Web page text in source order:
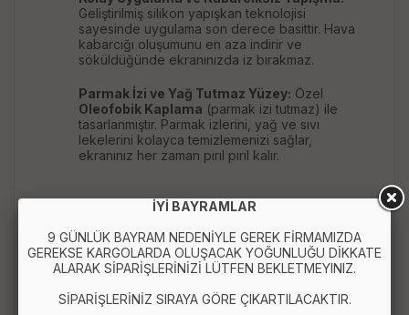
Geliştirilmiş silikon yapışkan teknolojisi
sayesinde uygulama son derece basittir. Hava
kabarcığı oluşumunu en aza indirir ve
söküldüğünde ekranınızda iz bırakmaz.
Parmak İzi ve Yağ Tutmaz Yüzey: Özel
Oleofobik Kaplama (parmak izi tutmaz) ile
tasarlanmıştır. Parmak izlerini, yağ ve sıvı
lekelerini kolayca temizlemenizi sağlar,
ekranınız her zaman pırıl pırıl kalır.
Temperli cam
9H sertlik
İYİ BAYRAMLAR
9 GÜNLÜK BAYRAM NEDENİYLE GEREK FİRMAMIZDA
GEREKSE KARGOLARDA OLUŞACAK YOĞUNLUĞU DİKKATE
ALARAK SİPARİŞLERİNİZİ LÜTFEN BEKLETMEYINIZ.
SİPARİŞLERİNİZ SIRAYA GÖRE ÇIKARTILACAKTIR.